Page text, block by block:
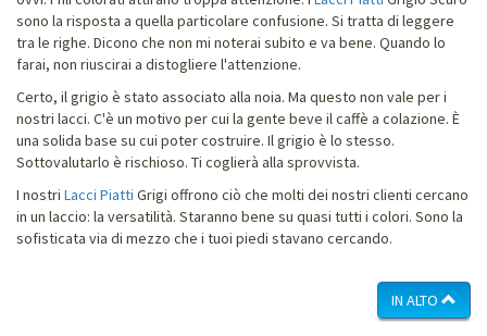
sono la risposta a quella particolare confusione. Si tratta di leggere
tra le righe. Dicono che non mi noterai subito e va bene. Quando lo
farai, non riuscirai a distogliere l'attenzione.
Certo, il grigio è stato associato alla noia. Ma questo non vale per i
nostri lacci. C'è un motivo per cui la gente beve il caffè a colazione. È
una solida base su cui poter costruire. Il grigio è lo stesso.
Sottovalutarlo è rischioso. Ti coglierà alla sprovvista.
I nostri Lacci Piatti Grigi offrono ciò che molti dei nostri clienti cercano
in un laccio: la versatilità. Staranno bene su quasi tutti i colori. Sono la
sofisticata via di mezzo che i tuoi piedi stavano cercando.
IN ALTO